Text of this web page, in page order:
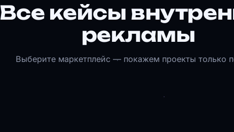
Все кейсы
рекламы
Выберите маркетплейс — покажем проекты только